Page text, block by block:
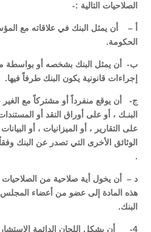
الصلاحيات التالية :-
أ – أن يمثل البنك في علاقاته مع
الحكومة.
ب- أن يمثل البنك بشخصه أو بواسطة
إجراءات قانونية يكون البنك طرفاً فيها.
ج- أن يوقع منفرداً أو مشتركاً مع الغير
البنـك ، أو على أوراق النقد أو
على التقارير ، أو الميزانيات ، أو
الوثائق الأخرى التي تصدر عن البنك
.
هذه المادة إلى عضو من أعضاء
البنك.
4- أن يشكل اللجان الدائمة